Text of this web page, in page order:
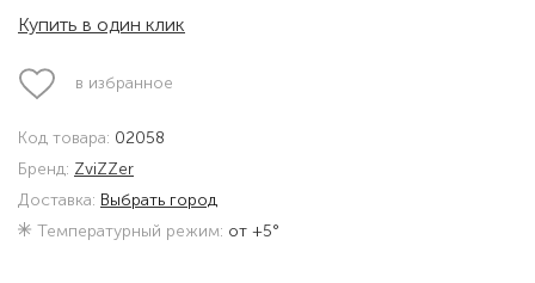
Купить в один клик
в избранное
Код товара: 02058
Бренд: ZviZZer
Доставка: Выбрать город
Температурный режим: от +5°